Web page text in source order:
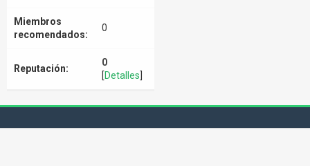
Miembros
recomendados:
0
Reputación:
0
[Detalles